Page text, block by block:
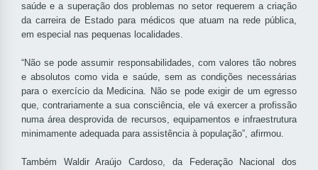
saúde e a superação dos problemas no setor requerem a criação
da carreira de Estado para médicos que atuam na rede pública,
em especial nas pequenas localidades.
“Não se pode assumir responsabilidades, com valores tão nobres
e absolutos como vida e saúde, sem as condições necessárias
para o exercício da Medicina. Não se pode exigir de um egresso
que, contrariamente a sua consciência, ele vá exercer a profissão
numa área desprovida de recursos, equipamentos e infraestrutura
minimamente adequada para assistência à população”, afirmou.
Também Waldir Araújo Cardoso, da Federação Nacional dos